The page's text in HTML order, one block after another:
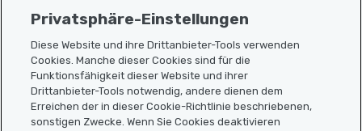
Sitemap
Nützliche Links
Privatsphäre-Einstellungen
Diese Website und ihre Drittanbieter-Tools verwenden
Cookies. Manche dieser Cookies sind für die
Funktionsfähigkeit dieser Website und ihrer
Drittanbieter-Tools notwendig, andere dienen dem
Erreichen der in dieser Cookie-Richtlinie beschriebenen,
sonstigen Zwecke. Wenn Sie Cookies deaktivieren